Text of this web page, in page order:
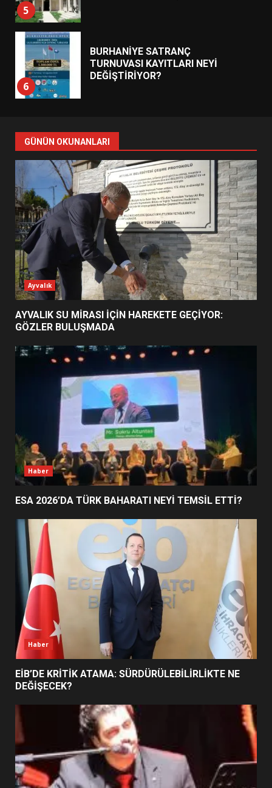
5
6
BURHANİYE SATRANÇ
TURNUVASI KAYITLARI NEYİ
DEĞİŞTİRİYOR?
7
YENİ YÖNETİM NASIL
ŞEKİLLENDİ?
1
AYVALIK SU MİRASI İÇİN
HAREKETE GEÇİYOR: GÖZLER
BULUŞMADA
2
ESA 2026’DA TÜRK BAHARATI
NEYİ TEMSİL ETTİ?
EİB’DE KRİTİK ATAMA:
SÜRDÜRÜLEBİLİRLİKTE NE
DEĞİŞECEK?
4
EDREMİT’İN GURURU TÜRKİYE
FİNALİNDE NE BAŞARDI?
5
UZATILDI: NE DEĞİŞTİ?
6
BURHANİYE SATRANÇ
TURNUVASI KAYITLARI NEYİ
DEĞİŞTİRİYOR?
BURHANİYE BELEDİYESPOR’DA
YENİ YÖNETİM NASIL
GÜNÜN OKUNANLARI
Ayvalık
AYVALIK SU MİRASI İÇİN HAREKETE GEÇİYOR:
GÖZLER BULUŞMADA
Haber
ESA 2026’DA TÜRK BAHARATI NEYİ TEMSİL ETTİ?
Haber
EİB’DE KRİTİK ATAMA: SÜRDÜRÜLEBİLİRLİKTE NE
DEĞİŞECEK?